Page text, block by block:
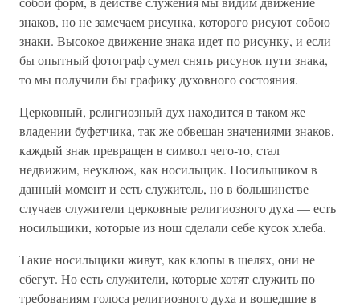
знаков, но не замечаем рисунка, которого рисуют собою
знаки. Высокое движение знака идет по рисунку, и если
бы опытный фотограф сумел снять рисунок пути знака,
то мы получили бы графику духовного состояния.
Церковный, религиозный дух находится в таком же
владении буфетчика, так же обвешан значениями знаков,
каждый знак превращен в символ чего-то, стал
недвижим, неуклюж, как носильщик. Носильщиком в
данный момент и есть служитель, но в большинстве
случаев служители церковные религиозного духа — есть
носильщики, которые из нош сделали себе кусок хлеба.
Такие носильщики живут, как клопы в щелях, они не
сбегут. Но есть служители, которые хотят служить по
требованиям голоса религиозного духа и вошедшие в